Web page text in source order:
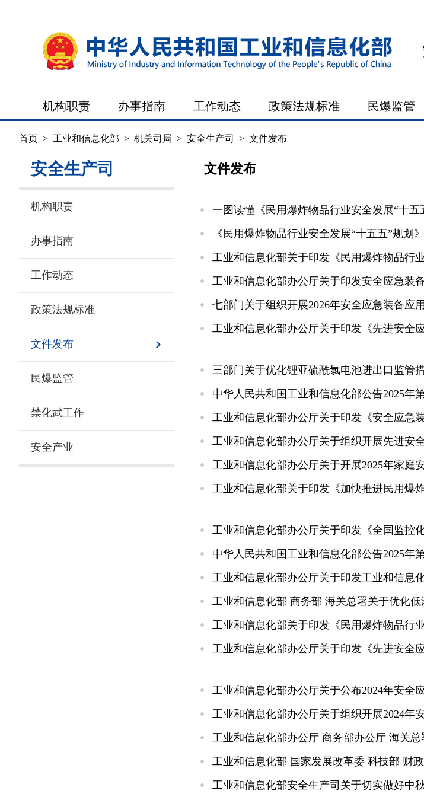
机构职责 办事指南 工作动态 政策法规标准 民爆监管
首页 > 工业和信息化部 > 机关司局 > 安全生产司 > 文件发布
安全生产司
机构职责
办事指南
工作动态
政策法规标准
文件发布
民爆监管
禁化武工作
安全产业
文件发布
一图读懂《民用爆炸物品行业安全发展“十五
《民用爆炸物品行业安全发展“十五五”规划
工业和信息化部关于印发《民用爆炸物品行
工业和信息化部办公厅关于印发安全应急装
七部门关于组织开展2026年安全应急装备应
工业和信息化部办公厅关于印发《先进安全
三部门关于优化锂亚硫酰氯电池进出口监管
中华人民共和国工业和信息化部公告2025年
工业和信息化部办公厅关于印发《安全应急
工业和信息化部办公厅关于组织开展先进安
工业和信息化部办公厅关于开展2025年家庭
工业和信息化部关于印发《加快推进民用爆
中华人民共和国工业和信息化部公告2025年
工业和信息化部办公厅关于印发工业和信息
工业和信息化部 商务部 海关总署关于优化
工业和信息化部关于印发《民用爆炸物品行
工业和信息化部办公厅关于印发《先进安全
工业和信息化部办公厅关于公布2024年安全
工业和信息化部办公厅关于组织开展2024年
工业和信息化部办公厅 商务部办公厅 海关
工业和信息化部 国家发展改革委 科技部 财
工业和信息化部安全生产司关于切实做好中